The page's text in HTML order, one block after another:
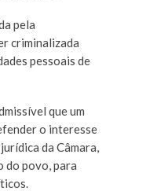
pela
criminalizada
pessoais de
que um
o interesse
da Câmara,
do povo, para